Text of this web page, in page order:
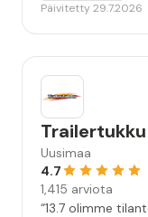
Päivitetty 29.7.2026
Uusimaa
4.7
1,415 arviota
“13.7 olimme